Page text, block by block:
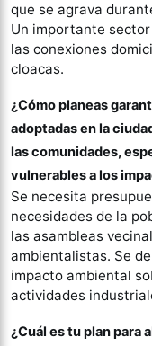
que se agrava
Un importante
las conexiones
cloacas.
¿Cómo planeas
adoptadas en la
las comunidades,
vulnerables a los
Se necesita
necesidades de la
las asambleas
ambientalistas. Se
impacto ambiental
actividades
¿Cuál es tu plan para